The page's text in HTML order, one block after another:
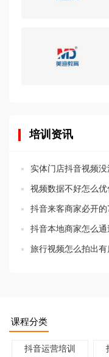
培训资讯
实体门店抖音视频
视频数据不好怎么优
抖音来客商家必开
抖音本地商家怎么
旅行视频怎么拍出
课程分类
抖音运营培训